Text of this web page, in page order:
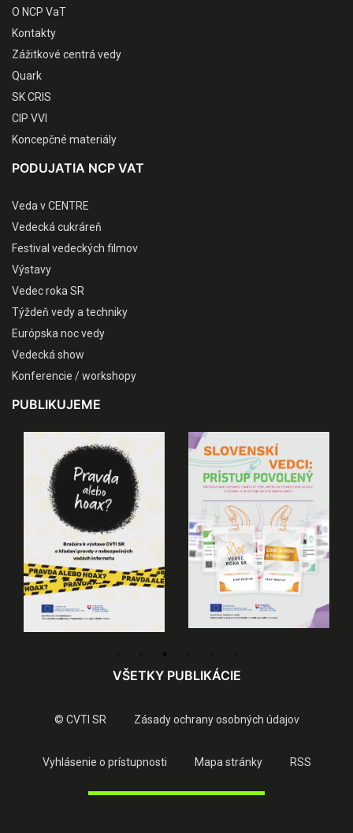
O NCP VaT
Kontakty
Zážitkové centrá vedy
Quark
SK CRIS
CIP VVI
Koncepčné materiály
PODUJATIA NCP VAT
Veda v CENTRE
Vedecká cukráreň
Festival vedeckých filmov
Výstavy
Vedec roka SR
Týždeň vedy a techniky
Európska noc vedy
Vedecká show
Konferencie / workshopy
PUBLIKUJEME
VŠETKY PUBLIKÁCIE
© CVTI SR Zásady ochrany osobných údajov
Vyhlásenie o prístupnosti Mapa stránky RSS